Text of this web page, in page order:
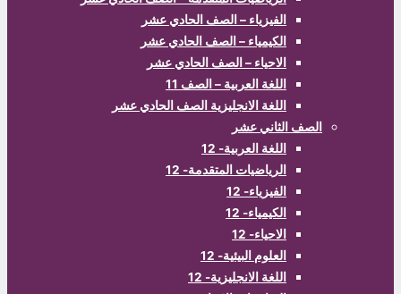
الفيزياء – الصف الحادي عشر
الكيمياء – الصف الحادي عشر
الاحياء – الصف الحادي عشر
اللغة العربية – الصف 11
اللغة الانجليزية الصف الحادي عشر
الصف الثاني عشر
اللغة العربية- 12
الرياضيات المتقدمة- 12
الفيزياء- 12
الكيمياء- 12
الاحياء- 12
العلوم البيئية- 12
اللغة الانجليزية- 12